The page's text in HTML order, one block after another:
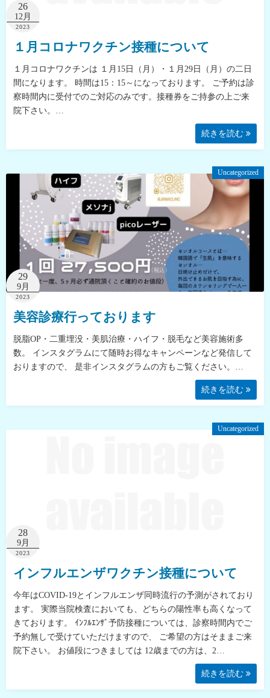
26
12月
2023
１月コロナワクチン接種について
１月コロナワクチンは １月15日（月）・１月29日（月）の二日
間になります。 時間は15：15～になっております。 ご予約は診
察時間内に受付でのご対応のみです。接種券をご持参の上ご来
院下さい。…
続きを読む
Uncategorized
29
9月
2023
美容診療行っております
脱脂OP・二重埋没・美肌治療・ハイフ・脱毛など美容施術多
数。 インスタグラムにて随時お得なキャンペーンなど発信して
おりますので、 是非インスタグラムの方もご覧ください。…
続きを読む
Uncategorized
28
9月
2023
インフルエンザワクチン接種について
今年はCOVID-19とインフルエンザ同時流行の予測がされており
ます。 実際当院検査においても、どちらの陽性率も高くなって
きております。 ｲﾝﾌﾙｴﾝｻﾞ予防接種については、診察時間内でご
予約無しで受けていただけますので、 ご希望の方はそままご来
院下さい。 お値段につきましては 12歳までの方は、2…
続きを読む